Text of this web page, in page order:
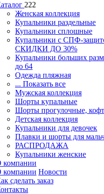
222
Женская коллекция
Купальники раздельные
Купальники сплошные
Купальники с СПФ-
СКИДКИ ДО 30%
Купальники больших
до 64
Одежда пляжная
... Показать все
Мужская коллекция
Шорты купальные
Шорты прогулочные,
Детская коллекция
Купальники для девочек
Плавки и шорты для
РАСПРОДАЖА
Купальники женские
компании
компании Новости
сделать заказ